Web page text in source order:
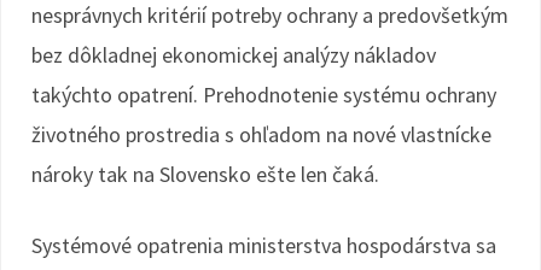
nesprávnych kritérií potreby ochrany a predovšetkým
bez dôkladnej ekonomickej analýzy nákladov
takýchto opatrení. Prehodnotenie systému ochrany
životného prostredia s ohľadom na nové vlastnícke
nároky tak na Slovensko ešte len čaká.
Systémové opatrenia ministerstva hospodárstva sa